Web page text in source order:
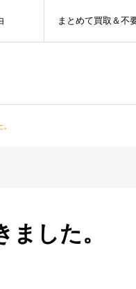
まとめて買取＆不
した。